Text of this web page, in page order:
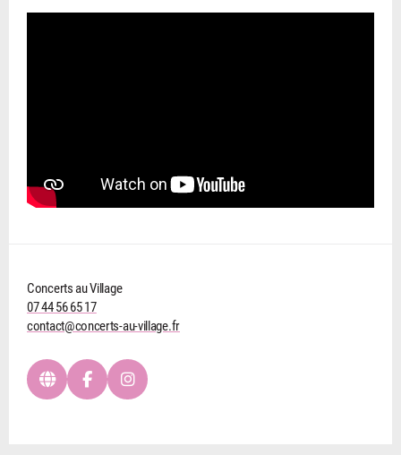
Concerts au Village
07 44 56 65 17
contact@concerts-au-village.fr